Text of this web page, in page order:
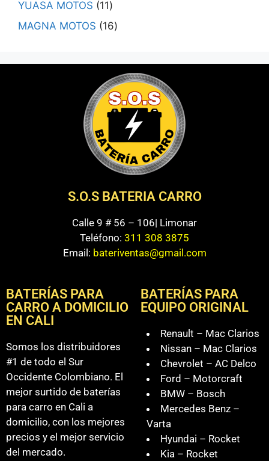
YUASA MOTOS
11
MAGNA MOTOS
16
S.O.S BATERIA CARRO
Calle 9 # 56 – 106| Limonar
Teléfono: 311 308 3875
Email: bateriventas@gmail.com
BATERÍAS PARA
CARRO A DOMICILIO
EN CALI
Somos los distribuidores
#1 de todo el Sur
Occidente Colombiano. El
mejor surtido de baterías
para carro en Cali a
domicilio, con los mejores
precios y el mejor servicio
del mercado.
BATERÍAS PARA
EQUIPO ORIGINAL
Renault – Mac Clarios
Nissan – Mac Clarios
Chevrolet – AC Delco
Ford – Motorcraft
BMW – Bosch
Mercedes Benz –
Varta
Hyundai – Rocket
Kia – Rocket